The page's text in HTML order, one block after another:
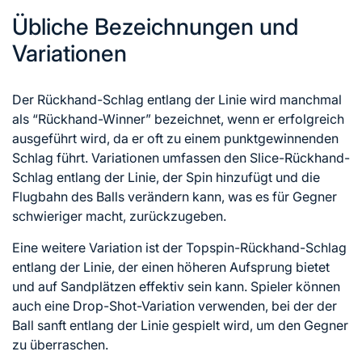
Übliche Bezeichnungen und
Variationen
Der Rückhand-Schlag entlang der Linie wird manchmal
als “Rückhand-Winner” bezeichnet, wenn er erfolgreich
ausgeführt wird, da er oft zu einem punktgewinnenden
Schlag führt. Variationen umfassen den Slice-Rückhand-
Schlag entlang der Linie, der Spin hinzufügt und die
Flugbahn des Balls verändern kann, was es für Gegner
schwieriger macht, zurückzugeben.
Eine weitere Variation ist der Topspin-Rückhand-Schlag
entlang der Linie, der einen höheren Aufsprung bietet
und auf Sandplätzen effektiv sein kann. Spieler können
auch eine Drop-Shot-Variation verwenden, bei der der
Ball sanft entlang der Linie gespielt wird, um den Gegner
zu überraschen.